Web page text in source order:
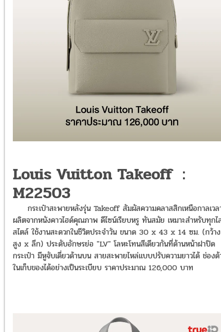
Louis Vuitton Takeoff :
M22503
กระเป๋าสะพายหลังรุ่น Takeoff สัมผัสความคลาสสิกเหนือกาลเวล
ผลิตจากหนังคาวไฮด์คุณภาพ ดีไซน์เรียบหรู ทันสมัย เหมาะสำหรับทุก
สไตล์ ใช้งานสะดวกในชีวิตประจำวัน ขนาด 30 x 43 x 14 ซม. (กว้า
สูง x ลึก) ประดับอักษรย่อ "LV" โลหะโทนสีเดียวกันที่ด้านหน้าฝาปิด
กระเป๋า มีหูจับเดี่ยวด้านบน สายสะพายไหล่แบบปรับความยาวได้ ช่อง
ในเก็บของได้อย่างเป็นระเบียบ ราคาประมาณ 126,000 บาท